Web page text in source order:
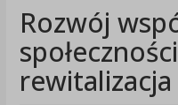
Rozwój
rewitalizacja